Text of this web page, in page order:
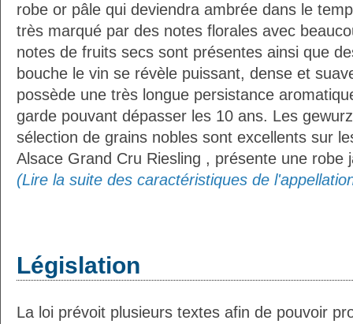
robe or pâle qui deviendra ambrée dans le
très marqué par des notes florales avec
notes de fruits secs sont présentes ainsi que
bouche le vin se révèle puissant, dense et
possède une très longue persistance
garde pouvant dépasser les 10 ans. Les
sélection de grains nobles sont excellents sur
Alsace Grand Cru Riesling , présente une robe
(Lire la suite des caractéristiques de
Législation
La loi prévoit plusieurs textes afin de pouvoir